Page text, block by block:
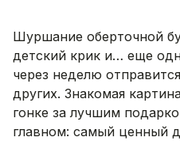
Шуршание оберточной
детский крик и… еще
через неделю
других. Знакомая
гонке за лучшим
главном: самый ценный